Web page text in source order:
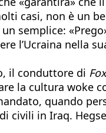
casi, non è un
semplice:
l’Ucraina nella
il conduttore di
la cultura woke
quando
civili in Iraq.